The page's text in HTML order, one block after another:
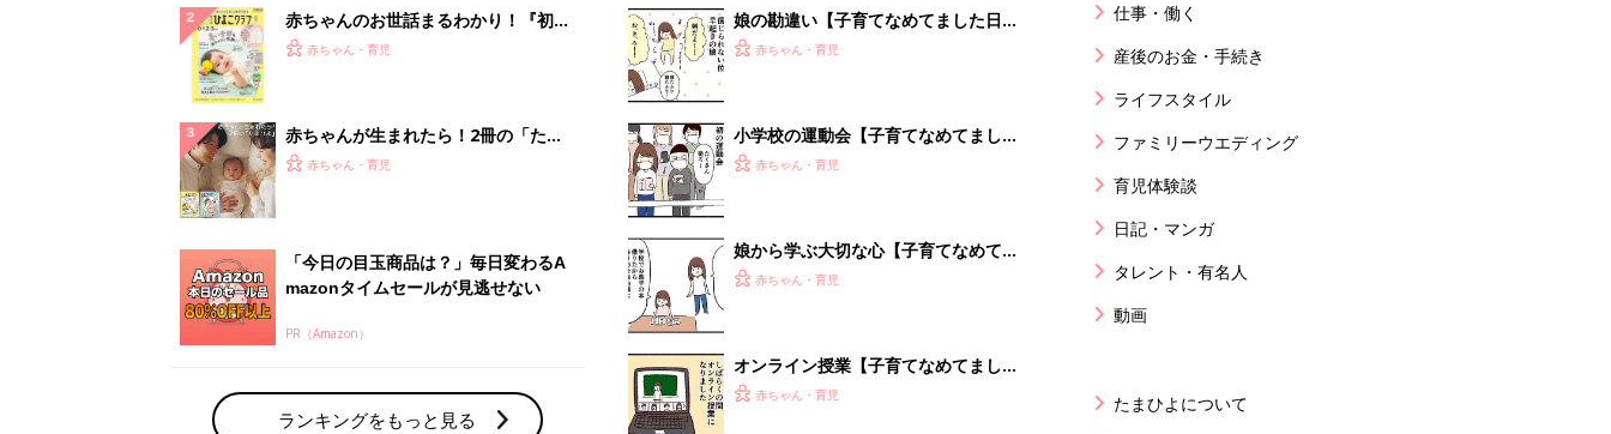
赤ちゃんのお世話まるわかり！『初め
てのひよこクラブ 夏号』〈巻頭大特
赤ちゃん・育児
赤ちゃんが生まれたら！2冊の「たま
ひよ」
赤ちゃん・育児
「今日の目玉商品は？」毎日変わるA
mazonタイムセールが見逃せない
PR（Amazon）
ランキングをもっと見る
娘の勘違い【子育てなめてました日記
#143】
赤ちゃん・育児
小学校の運動会【子育てなめてました
日記#146】
赤ちゃん・育児
娘から学ぶ大切な心【子育てなめてま
した日記#144】
赤ちゃん・育児
オンライン授業【子育てなめてました
日記#136】
赤ちゃん・育児
仕事・働く
産後のお金・手続き
ライフスタイル
ファミリーウエディング
育児体験談
日記・マンガ
タレント・有名人
動画
たまひよについて